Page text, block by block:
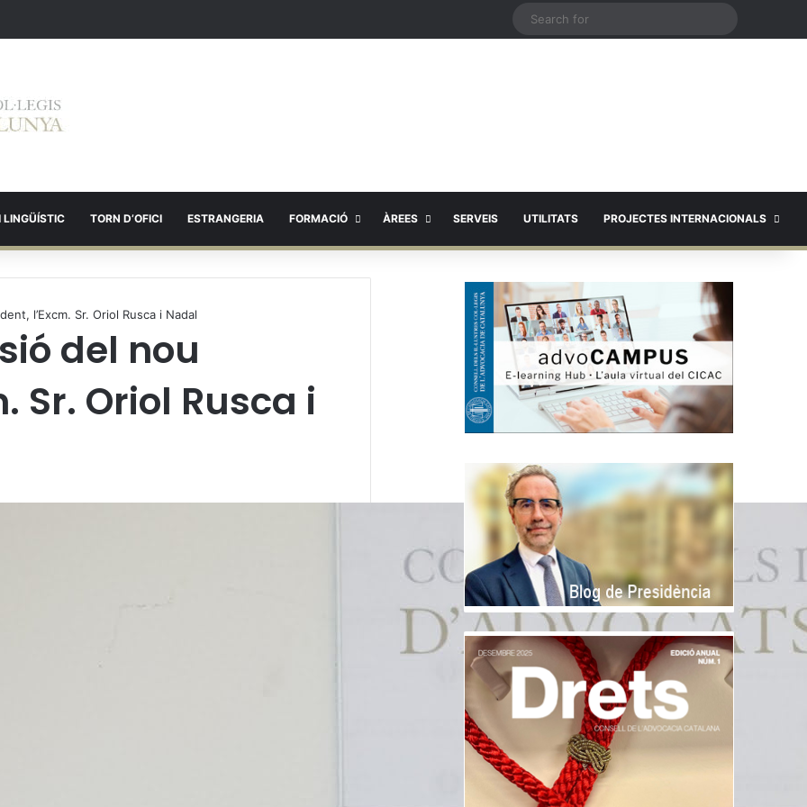
LINGÜÍSTIC TORN D’OFICI ESTRANGERIA FORMACIÓ ÀREES SERVEIS UTILITATS PROJECTES INTERNACIONALS
l’Excm. Sr. Oriol Rusca i Nadal
del nou
Sr. Oriol Rusca i